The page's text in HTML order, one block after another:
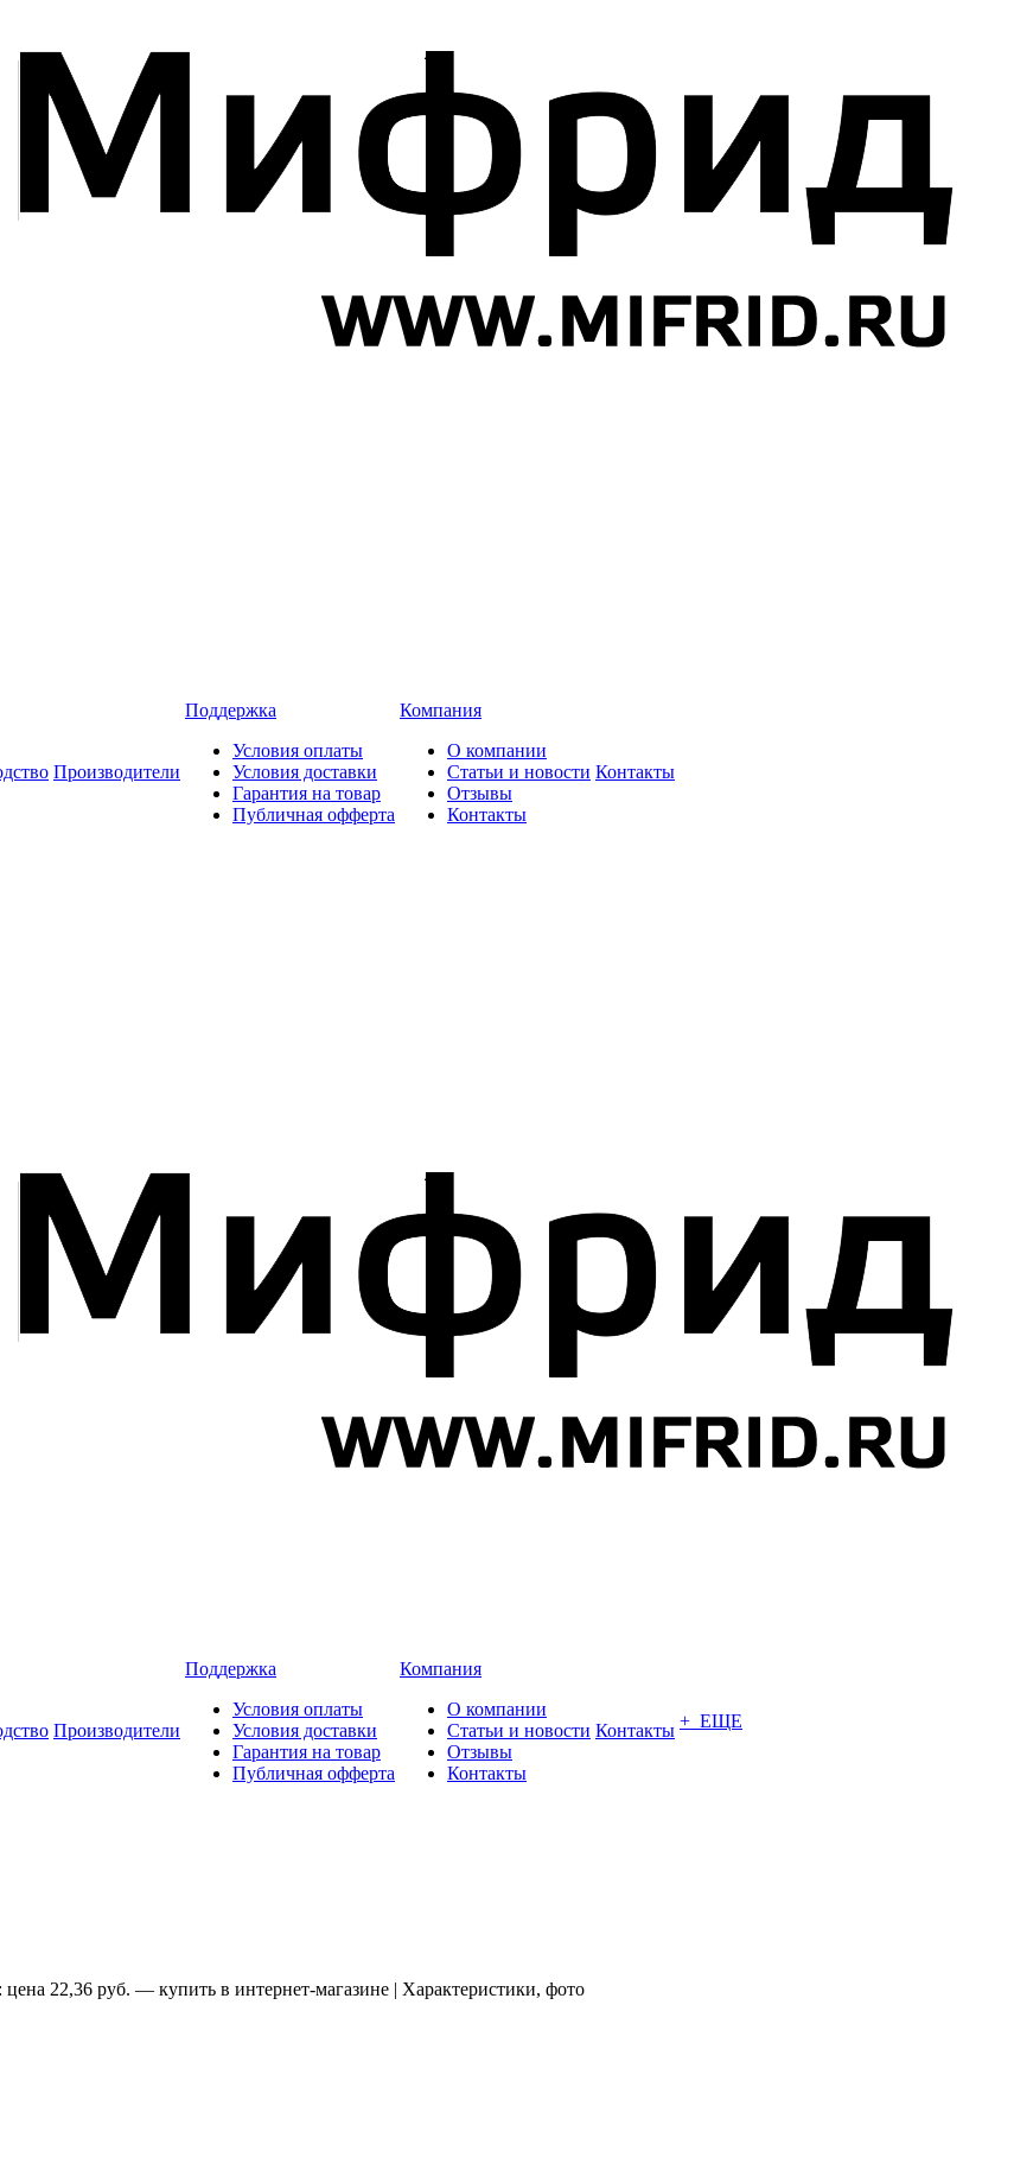
Производители
Поддержка
Условия оплаты
Условия доставки
Гарантия на товар
Публичная офферта
Компания
О компании
Статьи и новости
Отзывы
Контакты
Контакты
Производители
Поддержка
Условия оплаты
Условия доставки
Гарантия на товар
Публичная офферта
Компания
О компании
Статьи и новости
Отзывы
Контакты
Контакты + ЕЩЕ
22,36 руб. — купить в интернет-магазине | Характеристики, фото